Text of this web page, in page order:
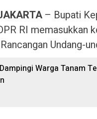
– Bupati
RI memasukkan
Undang-
Warga Tanam